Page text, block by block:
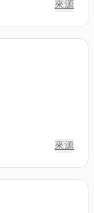
利用!!春酒~
來源
來源